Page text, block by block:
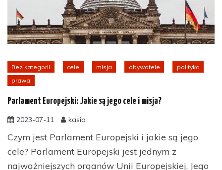
Bez kategorii cele misja obywatele
polityka
prawa
Parlament Europejski: Jakie są jego cele i misja?
2023-07-11 kasia
Czym jest Parlament Europejski i jakie są jego
cele? Parlament Europejski jest jednym z
najważniejszych organów Unii Europejskiej. Jego